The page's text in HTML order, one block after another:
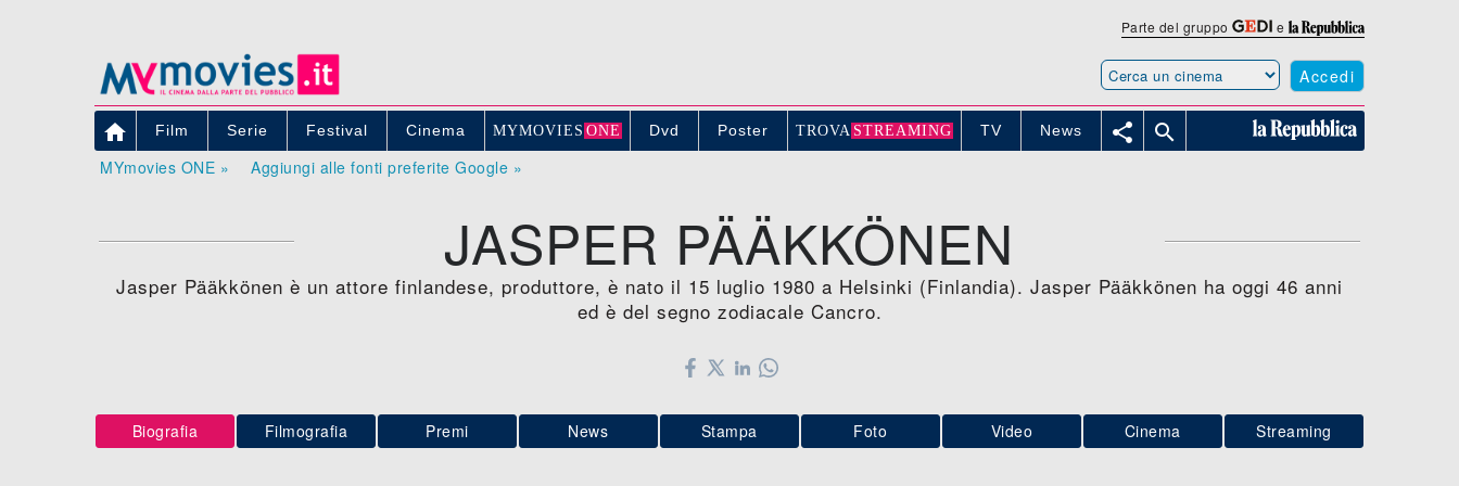
Parte del gruppo e
Accedi
 Film Serie Festival Cinema MYMOVIE S ONE Dvd Poster TROVA STREAMING TV News  
MYmovies ONE » Aggiungi alle fonti preferite Google »
JASPER PÄÄKKÖNEN
Jasper Pääkkönen è un attore finlandese, produttore, è nato il 15 luglio 1980 a Helsinki (Finlandia). Jasper Pääkkönen ha oggi 46 anni
ed è del segno zodiacale Cancro.
Biografia Filmografia Premi News Stampa Foto Video Cinema Streaming